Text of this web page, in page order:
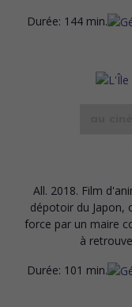
Durée: 144 min.
All. 2018. Film
dépotoir du Japon,
force par un maire
à
Durée: 101 min.